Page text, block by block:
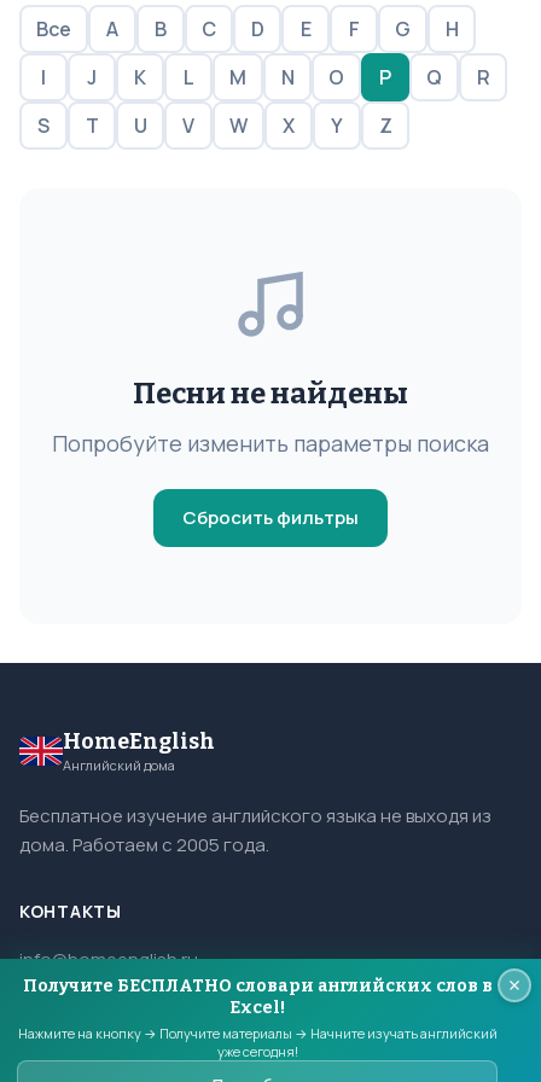
Все A B C D E F G
H
I
J K L M N O P Q
R
S
T U V W X Y Z
Песни не найдены
Попробуйте изменить параметры поиска
Сбросить фильтры
HomeEnglish
Английский дома
Бесплатное изучение английского языка не выходя из
дома. Работаем с 2005 года.
КОНТАКТЫ
info@homeenglish.ru
ВКонтакте
Получите БЕСПЛАТНО словари английских слов в
Excel!
Нажмите на кнопку → Получите материалы → Начните изучать английский
уже сегодня!